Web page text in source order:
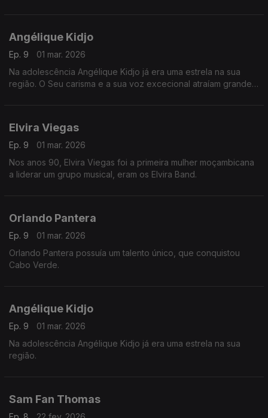
Angélique Kidjo
Ep. 9
01 mar. 2026
Na adolescência Angélique Kidjo já era uma estrela na sua
região. O Seu carisma e a sua voz excecional atraíam grande
Elvira Viegas
Ep. 9
01 mar. 2026
Nos anos 90, Elvira Viegas foi a primeira mulher moçambicana
a liderar um grupo musical, eram os Elvira Band.
Orlando Pantera
Ep. 9
01 mar. 2026
Orlando Pantera possuía um talento único, que conquistou
Cabo Verde.
Angélique Kidjo
Ep. 9
01 mar. 2026
Na adolescência Angélique Kidjo já era uma estrela na sua
região.
Sam Fan Thomas